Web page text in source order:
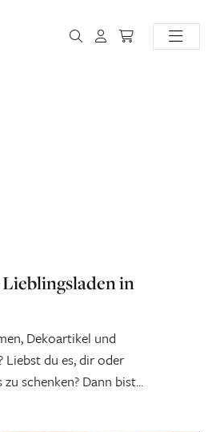
in
Dekoartikel und
Liebst du es, dir oder
schenken? Dann bist...